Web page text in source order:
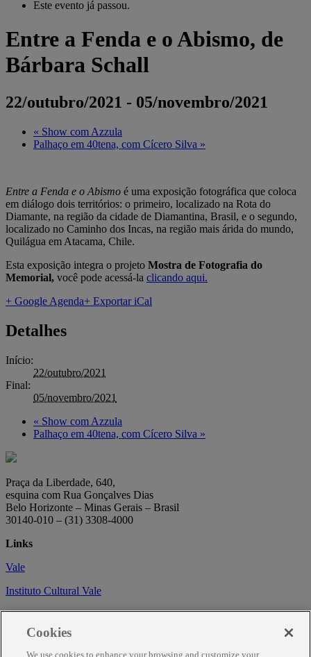
Este evento já passou.
Entre a Fenda e o Abismo, de
Bárbara Schall
22/outubro/2021 - 05/novembro/2021
« Show com Azzula
Palhaço em 40tena, com Cícero Silva »
Entre a Fenda e o Abismo é uma exposição fotográfica que coloca
em diálogo dois territórios: o primeiro, localizado na Rota do
Diamante, na região da cidade de Diamantina, Brasil, e o segundo,
localizado no Caminho dos Incas, na região mais árida do mundo,
Quilágua em Atacama, Chile.
Esta exposição integra o projeto Mostra de Fotografia do
Memorial, você pode acessá-la clicando aqui.
+ Google Agenda+ Exportar iCal
Detalhes
Início:
22/outubro/2021
Final:
05/novembro/2021
« Show com Azzula
Palhaço em 40tena, com Cícero Silva »
Praça da Liberdade, 640,
esquina com Rua Gonçalves Dias
Belo Horizonte – Minas Gerais – Brasil
30140-010 – (31) 3308-4000
Links
Vale
Instituto Cultural Vale
Circuito Cultural
Trabalhe conosco
Cookies
We use cookies to enhance your browsing and customize your